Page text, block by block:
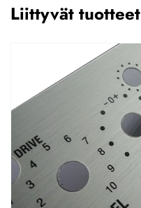
Liittyvät tuotteet